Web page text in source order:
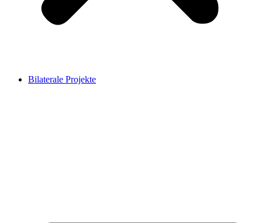
Bilaterale Projekte